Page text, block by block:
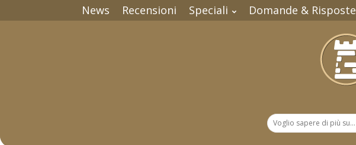
News Recensioni Speciali Domande & Risposte